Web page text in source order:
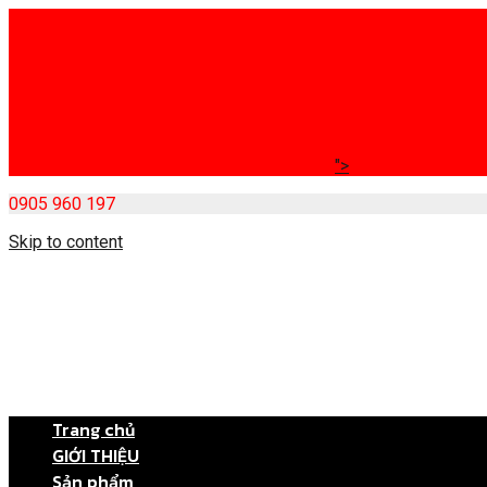
">
0905 960 197
Skip to content
Trang chủ
GIỚI THIỆU
Sản phẩm